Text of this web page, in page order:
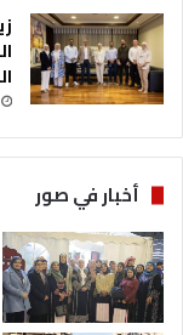
أخبار في صور